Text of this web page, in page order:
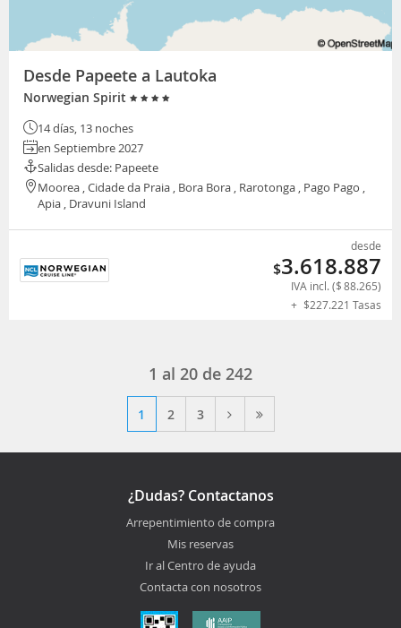
Desde Papeete a Lautoka
Norwegian Spirit
14 días, 13 noches
en Septiembre 2027
Salidas desde: Papeete
Moorea , Cidade da Praia , Bora Bora , Rarotonga , Pago Pago ,
Apia , Dravuni Island
desde
$3.618.887
IVA incl. ($88.265)
+ $227.221 Tasas
1 al 20 de 242
1 2 3
¿Dudas? Contactanos
Arrepentimiento de compra
Mis reservas
Ir al Centro de ayuda
Contacta con nosotros